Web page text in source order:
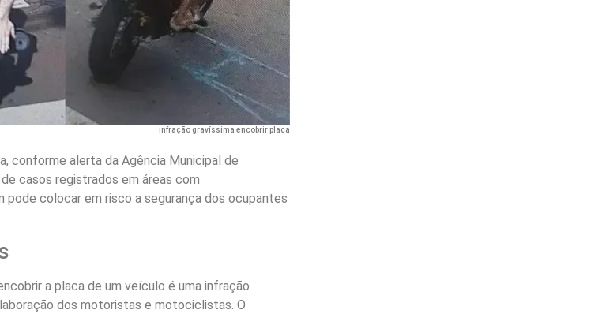
infração gravíssima encobrir placa
conforme alerta da Agência Municipal de
casos registrados em áreas com
pode colocar em risco a segurança dos ocupantes
a placa de um veículo é uma infração
dos motoristas e motociclistas. O